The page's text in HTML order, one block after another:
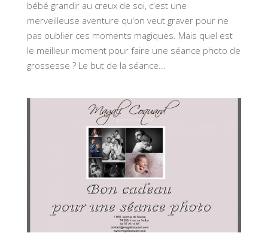
bébé grandir au creux de soi, c'est une
merveilleuse aventure qu'on veut graver pour ne
pas oublier ces moments magiques. Mais quel est
le meilleur moment pour faire une séance photo de
grossesse ? Le but de la séance...